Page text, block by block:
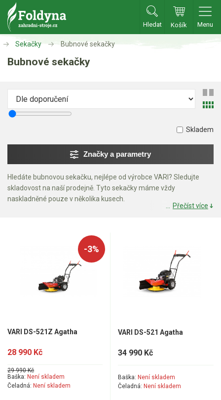
Hledat Košík Menu
Zahradní traktory
Zahradní traktory
Aku traktory
Příslušenství
Sekačky
Benzínové sekačky
Akumulátorové sekačky
Robotické sekačky
Křovinořezy a vyžínače
Benzínové křovinořezy a vyžínače
Motorové pily
Benzínové pily
Aku pily
Elektrické pily
Sekačky Bubnové sekačky
Bubnové sekačky
Hledáte bubnovou sekačku, nejlépe od výrobce VARI? Sledujte
skladovost na naší prodejně. Tyto sekačky máme vždy
naskladněné pouze v několika kusech.
Přečíst více
Skladem
Značky a parametry
-3%
VARI DS-521Z Agatha
28 990 Kč
29 990 Kč
Baška: Není skladem
Čeladná: Není skladem
VARI DS-521 Agatha
34 990 Kč
Baška: Není skladem
Čeladná: Není skladem